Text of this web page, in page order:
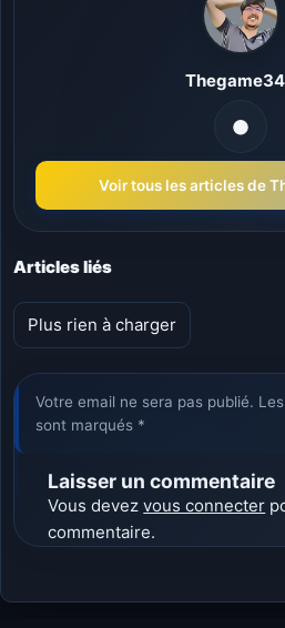
Voir tous les articles de
Articles liés
Plus rien à charger
Votre email ne sera pas publié.
sont marqués *
Laisser un commentaire
Vous devezvous connecter
commentaire.